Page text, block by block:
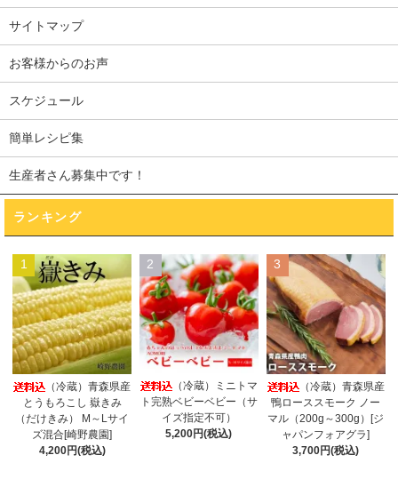
サイトマップ
お客様からのお声
スケジュール
簡単レシピ集
生産者さん募集中です！
ランキング
1
（冷蔵）青森県産
とうもろこし 嶽きみ
（だけきみ） M～Lサイ
ズ混合[崎野農園]
4,200円(税込)
2
（冷蔵）ミニトマ
ト完熟ベビーベビー（サ
イズ指定不可）
5,200円(税込)
3
（冷蔵）青森県産
鴨ローススモーク ノー
マル（200g～300g）[ジ
ャパンフォアグラ]
3,700円(税込)